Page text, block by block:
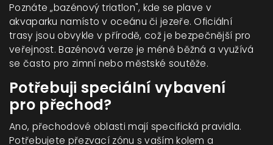
Poznáte „bazénový triatlon", kde se plave v
akvaparku namísto v oceánu či jezeře. Oficiální
trasy jsou obvykle v přírodě, což je bezpečnější pro
veřejnost. Bazénová verze je méně běžná a využívá
se často pro zimní nebo městské soutěže.
Potřebuji speciální vybavení
pro přechod?
Ano, přechodové oblasti mají specifická pravidla.
Potřebujete přezvací zónu s vaším kolem a